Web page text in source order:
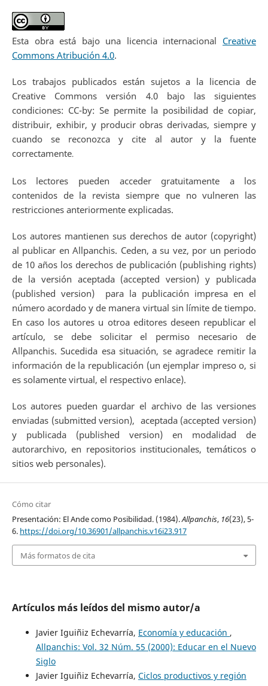
Esta obra está bajo una licencia internacional Creative
Commons Atribución 4.0.
Los trabajos publicados están sujetos a la licencia de
Creative Commons versión 4.0 bajo las siguientes
condiciones: CC-by: Se permite la posibilidad de copiar,
distribuir, exhibir, y producir obras derivadas, siempre y
cuando se reconozca y cite al autor y la fuente
correctamente.
Los lectores pueden acceder gratuitamente a los
contenidos de la revista siempre que no vulneren las
restricciones anteriormente explicadas.
Los autores mantienen sus derechos de autor (copyright)
al publicar en Allpanchis. Ceden, a su vez, por un periodo
de 10 años los derechos de publicación (publishing rights)
de la versión aceptada (accepted version) y publicada
(published version) para la publicación impresa en el
número acordado y de manera virtual sin límite de tiempo.
En caso los autores u otroa editores deseen republicar el
artículo, se debe solicitar el permiso necesario de
Allpanchis. Sucedida esa situación, se agradece remitir la
información de la republicación (un ejemplar impreso o, si
es solamente virtual, el respectivo enlace).
Los autores pueden guardar el archivo de las versiones
enviadas (submitted version), aceptada (accepted version)
y publicada (published version) en modalidad de
autorarchivo, en repositorios institucionales, temáticos o
sitios web personales).
Cómo citar
Presentación: El Ande como Posibilidad. (1984).Allpanchis, 16(23), 5-
6. https://doi.org/10.36901/allpanchis.v16i23.917
Más formatos de cita
Artículos más leídos del mismo autor/a
Javier Iguiñiz Echevarría, Economía y educación ,
Allpanchis: Vol. 32 Núm. 55 (2000): Educar en el Nuevo
Siglo
Javier Iguiñiz Echevarría, Ciclos productivos y región